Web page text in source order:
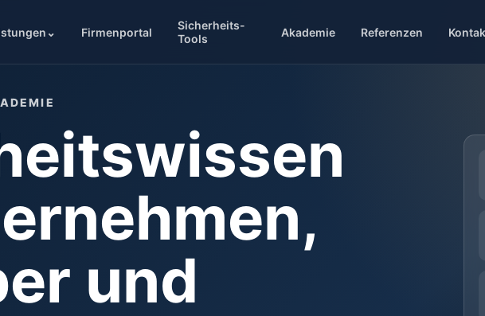
⌄ Firmenportal
Sicherheits-
Tools
Akademie Referenzen
und